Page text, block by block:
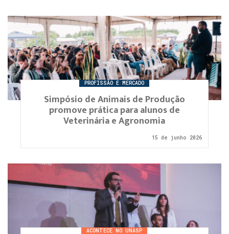
PROFISSÃO E MERCADO
Simpósio de Animais de Produção
promove prática para alunos de
Veterinária e Agronomia
15 de junho 2026
ACONTECE NO UNASP